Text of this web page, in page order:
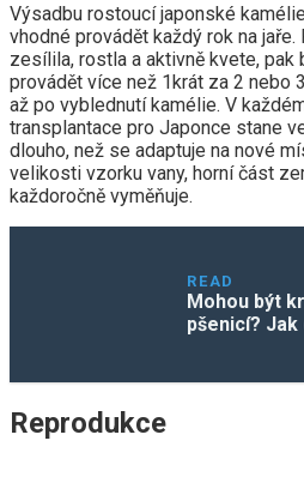
Výsadbu rostoucí japonské
vhodné provádět každý rok na
zesílila, rostla a aktivně kvete,
provádět více než 1krát za 2 nebo
až po vyblednutí kamélie. V
transplantace pro Japonce stane
dlouho, než se adaptuje na nové
velikosti vzorku vany, horní část
každoročně vyměňuje.
READ
Mohou být
pšenicí? Jak
Reprodukce